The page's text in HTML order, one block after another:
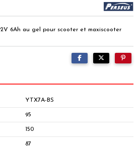
6Ah au gel pour scooter et maxiscooter
YTX7A-BS
95
150
87